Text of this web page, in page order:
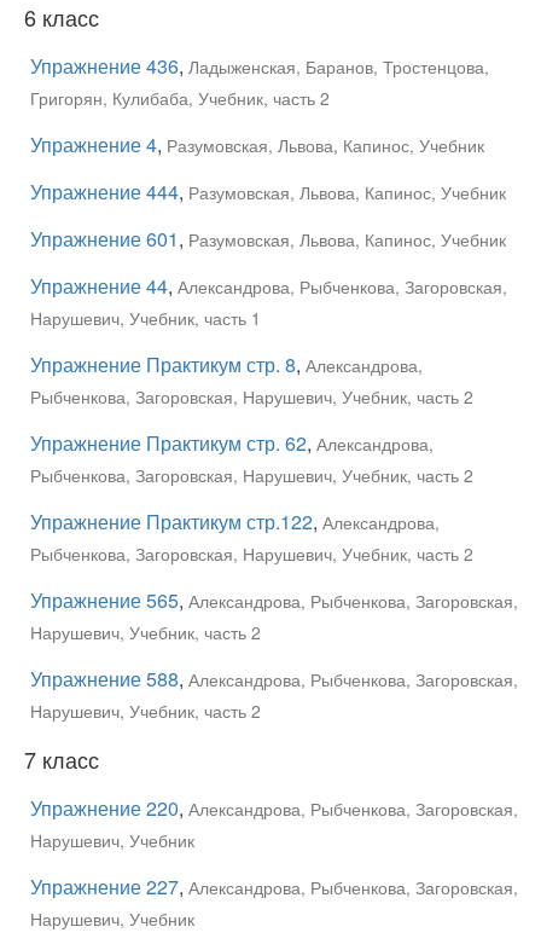
6 класс
Упражнение 436, Ладыженская, Баранов, Тростенцова,
Григорян, Кулибаба, Учебник, часть 2
Упражнение 4, Разумовская, Львова, Капинос, Учебник
Упражнение 444, Разумовская, Львова, Капинос, Учебник
Упражнение 601, Разумовская, Львова, Капинос, Учебник
Упражнение 44, Александрова, Рыбченкова, Загоровская,
Нарушевич, Учебник, часть 1
Упражнение Практикум стр. 8, Александрова,
Рыбченкова, Загоровская, Нарушевич, Учебник, часть 2
Упражнение Практикум стр. 62, Александрова,
Рыбченкова, Загоровская, Нарушевич, Учебник, часть 2
Упражнение Практикум стр.122, Александрова,
Рыбченкова, Загоровская, Нарушевич, Учебник, часть 2
Упражнение 565, Александрова, Рыбченкова, Загоровская,
Нарушевич, Учебник, часть 2
Упражнение 588, Александрова, Рыбченкова, Загоровская,
Нарушевич, Учебник, часть 2
7 класс
Упражнение 220, Александрова, Рыбченкова, Загоровская,
Нарушевич, Учебник
Упражнение 227, Александрова, Рыбченкова, Загоровская,
Нарушевич, Учебник